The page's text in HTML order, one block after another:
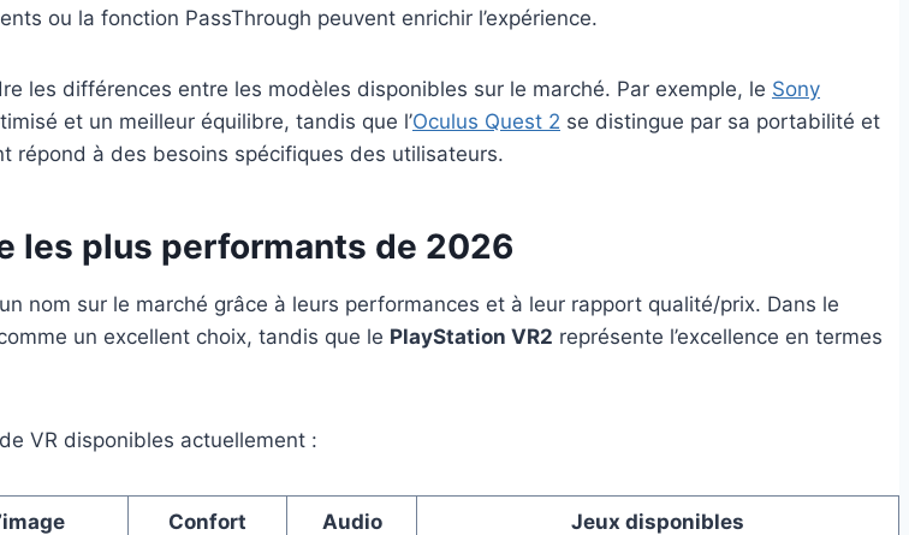
ou la fonction PassThrough peuvent enrichir l’expérience.
les différences entre les modèles disponibles sur le marché. Par exemple, le Sony
et un meilleur équilibre, tandis que l’Oculus Quest 2 se distingue par sa portabilité et
répond à des besoins spécifiques des utilisateurs.
les plus performants de 2026
nom sur le marché grâce à leurs performances et à leur rapport qualité/prix. Dans le
un excellent choix, tandis que le PlayStation VR2 représente l’excellence en termes
VR disponibles actuellement :
Confort Audio Jeux disponibles